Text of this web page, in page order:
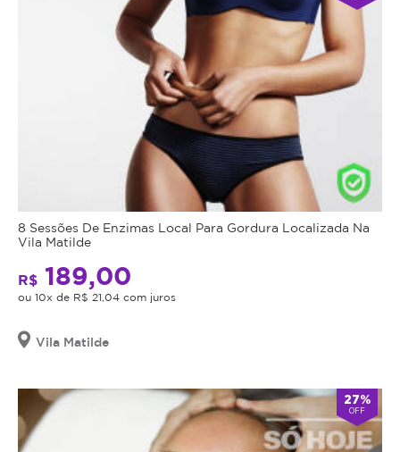
8 Sessões De Enzimas Local Para Gordura Localizada Na
Vila Matilde
R$ 189,00
ou 10x de R$ 21,04 com juros
Vila Matilde
27%
OFF